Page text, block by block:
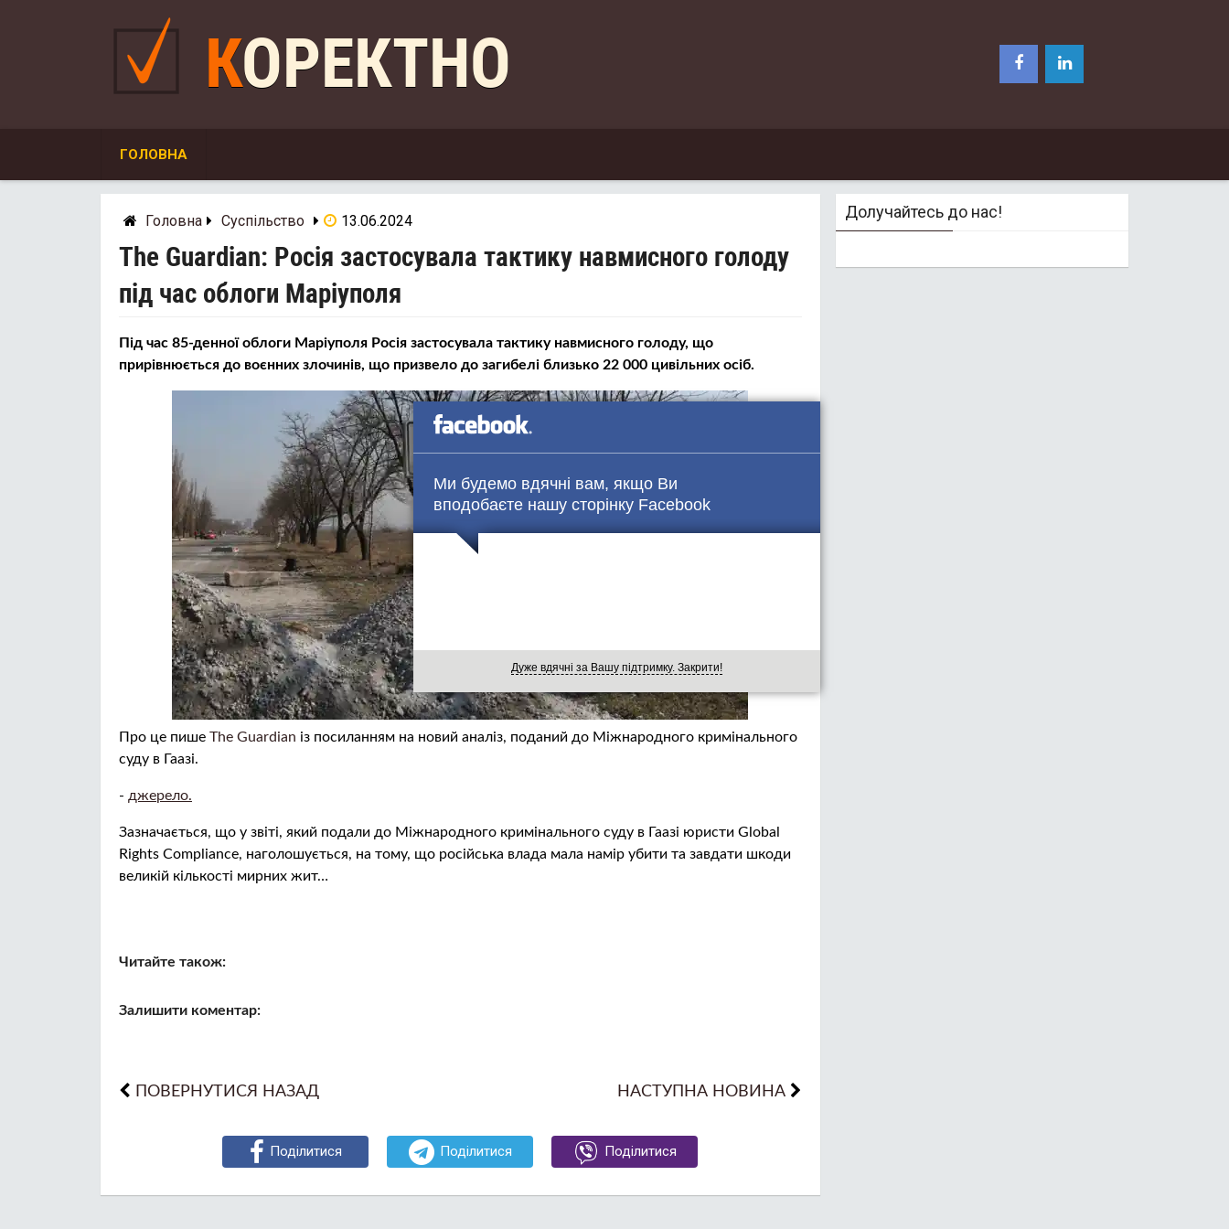
Ми будемо вдячні вам, якщо Ви
вподобаєте нашу сторінку Facebook
Дуже вдячні за Вашу підтримку. Закрити!
КОРЕКТНО
ГОЛОВНА
Головна Суспільство 13.06.2024
The Guardian: Росія застосувала тактику навмисного голоду
під час облоги Маріуполя
Під час 85-денної облоги Маріуполя Росія застосувала тактику навмисного голоду, що
прирівнюється до воєнних злочинів, що призвело до загибелі близько 22 000 цивільних осіб.
Про це пише The Guardian із посиланням на новий аналіз, поданий до Міжнародного кримінального
суду в Гаазі.
- джерело.
Зазначається, що у звіті, який подали до Міжнародного кримінального суду в Гаазі юристи Global
Rights Compliance, наголошується, на тому, що російська влада мала намір убити та завдати шкоди
великій кількості мирних жит…
Читайте також:
Залишити коментар:
ПОВЕРНУТИСЯ НАЗАД НАСТУПНА НОВИНА
Поділитися Поділитися Поділитися
Долучайтесь до нас!